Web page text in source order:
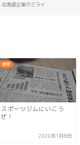
北海道企業のミライ
経営
スポーツジムにいこう
ぜ！
2020年1月8日